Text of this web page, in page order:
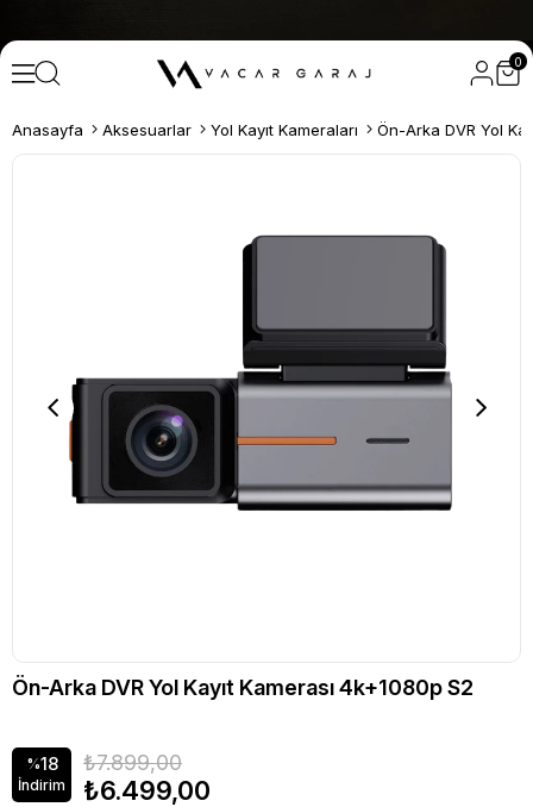
0
Anasayfa Aksesuarlar Yol Kayıt Kameraları Ön-Arka DVR Yol
Ön-Arka DVR Yol Kayıt Kamerası 4k+1080p S2
%18
İndirim
₺7.899,00
₺6.499,00